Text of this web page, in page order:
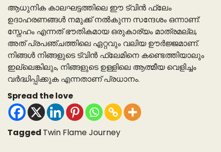
ആധുനിക കാലഘട്ടത്തിലെ ഈ ട്വിൻ ഫ്ലേം
ഉദാഹരണങ്ങൾ നമുക്ക് നൽകുന്ന സന്ദേശം ഒന്നാണ്:
സ്നേഹം എന്നത് ഭൗതികമായ ഒരുകാര്യം മാത്രമല്ല,
അത് പ്രപഞ്ചത്തിലെ ഏറ്റവും വലിയ ഊർജ്ജമാണ്.
നിങ്ങൾ നിങ്ങളുടെ ട്വിൻ ഫ്ലേമിനെ കണ്ടെത്തിയാലും
ഇല്ലെങ്കിലും, നിങ്ങളുടെ ഉള്ളിലെ ആത്മീയ വെളിച്ചം
വർദ്ധിപ്പിക്കുക എന്നതാണ് പ്രധാനം.
Spread the love
Tagged Twin Flame Journey